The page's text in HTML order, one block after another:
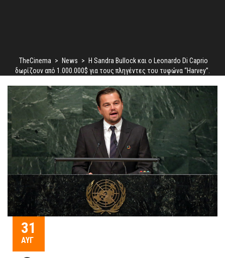
TheCinema > News >
Η Sandra Bullock και ο Leonardo Di Caprio
δωρίζουν από 1.000.000$ για τους πληγέντες του τυφώνα “Harvey”.
31
ΑΥΓ